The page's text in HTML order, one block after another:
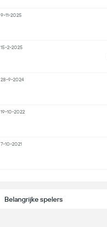
Belangrijke spelers
9-11-2025
15-2-2025
28-9-2024
19-10-2022
7-10-2021